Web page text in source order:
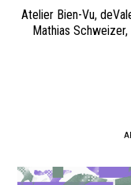
Atelier Bien-Vu,
Mathias